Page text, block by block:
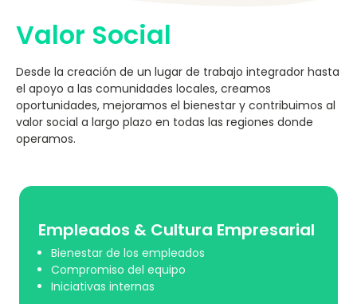
Valor Social
Desde la creación de un lugar de trabajo integrador hasta
el apoyo a las comunidades locales, creamos
oportunidades, mejoramos el bienestar y contribuimos al
valor social a largo plazo en todas las regiones donde
operamos.
Empleados & Cultura Empresarial
Bienestar de los empleados
Compromiso del equipo
Iniciativas internas